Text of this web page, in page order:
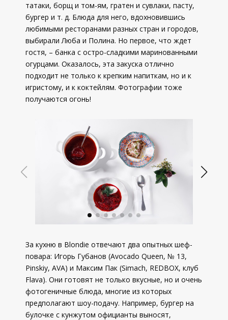
татаки, борщ и том-ям, гратен и сувлаки, пасту,
бургер и т. д. Блюда для него, вдохновившись
любимыми ресторанами разных стран и городов,
выбирали Люба и Полина. Но первое, что ждет
гостя, – банка с остро-сладкими маринованными
огурцами. Оказалось, эта закуска отлично
подходит не только к крепким напиткам, но и к
игристому, и к коктейлям. Фотографии тоже
получаются огонь!
За кухню в Blondie отвечают два опытных шеф-
повара: Игорь Губанов (Avocado Queen, № 13,
Pinskiy, AVA) и Максим Пак (Simach, REDBOX, клуб
Flava). Они готовят не только вкусные, но и очень
фотогеничные блюда, многие из которых
предполагают шоу-подачу. Например, бургер на
булочке с кунжутом официанты выносят,